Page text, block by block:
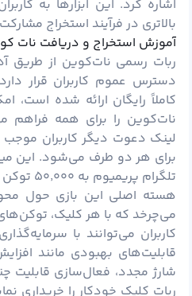
اشاره کرد. این ابزارها به
بالاتری در فرآیند استخراج
آموزش استخراج و دریافت نات
ربات رسمی نات‌کوین از طریق
دسترس عموم کاربران قرار
کاملاً رایگان ارائه شده است،
نات‌کوین را برای همه فراهم
برای هر دو طرف می‌شود. این
تلگرام پریمیوم به ۵۰٬۰۰۰ توکن افزایش می‌یابد.
هسته اصلی این بازی حول
کاربران می‌توانند با
قابلیت‌های بهبودی مانند
شارژ مجدد، فعال‌سازی قابلیت
ربات کلیک خودکار را خریداری